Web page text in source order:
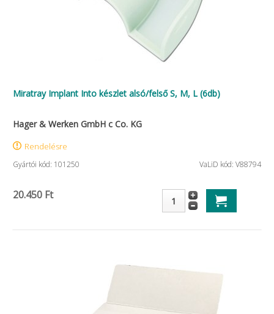
Miratray Implant Into készlet alsó/felső S, M, L (6db)
Hager & Werken GmbH c Co. KG
Rendelésre
Gyártói kód: 101250 VaLiD kód: V88794
20.450 Ft